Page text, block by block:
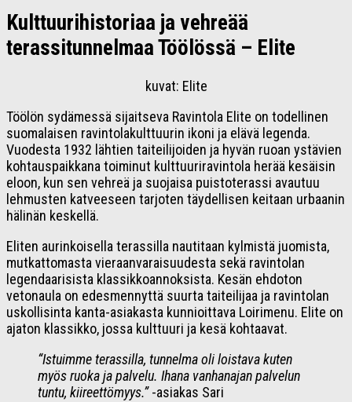
Kulttuurihistoriaa ja vehreää
terassitunnelmaa Töölössä – Elite
kuvat: Elite
Töölön sydämessä sijaitseva Ravintola Elite on todellinen
suomalaisen ravintolakulttuurin ikoni ja elävä legenda.
Vuodesta 1932 lähtien taiteilijoiden ja hyvän ruoan ystävien
kohtauspaikkana toiminut kulttuuriravintola herää kesäisin
eloon, kun sen vehreä ja suojaisa puistoterassi avautuu
lehmusten katveeseen tarjoten täydellisen keitaan urbaanin
hälinän keskellä.
Eliten aurinkoisella terassilla nautitaan kylmistä juomista,
mutkattomasta vieraanvaraisuudesta sekä ravintolan
legendaarisista klassikkoannoksista. Kesän ehdoton
vetonaula on edesmennyttä suurta taiteilijaa ja ravintolan
uskollisinta kanta-asiakasta kunnioittava Loirimenu. Elite on
ajaton klassikko, jossa kulttuuri ja kesä kohtaavat.
“Istuimme terassilla, tunnelma oli loistava kuten
myös ruoka ja palvelu. Ihana vanhanajan palvelun
tuntu, kiireettömyys.”-asiakas Sari